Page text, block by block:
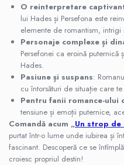
O reinterpretare
lui Hades și Persefona este
elemente de romantism, intrigi
Personaje complexe și
Persefonei ca eroină
Hades.
Pasiune și suspans:
cu întorsături de situație care
Pentru fanii romance-ului
tensiune și emoții puternice,
Comandă acum „Un strop de
purtat într-o lume unde iubirea și
fascinant. Descoperă ce se
croiesc propriul destin!